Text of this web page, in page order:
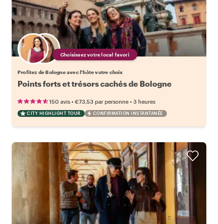
Choisissez votre local favori
Profitez de Bologne avec l'hôte votre choix
Points forts et trésors cachés de Bologne
150 avis • €73.53 par personne • 3 heures
CITY HIGHLIGHT TOUR CONFIRMATION INSTANTANÉE